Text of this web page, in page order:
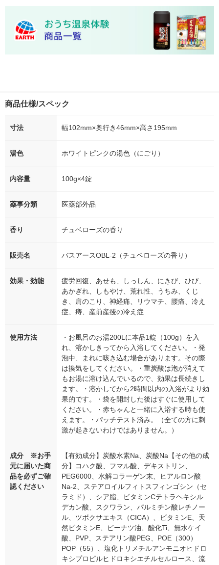
商品仕様/スペック
寸法 幅102mm×奥行き46mm×高さ195mm
湯色 ホワイトピンクの湯色（にごり）
内容量 100g×4錠
薬事分類 医薬部外品
香り チュベローズの香り
販売名 バスアースOBL-2（チュベローズの香り）
効果・効能
疲労回復、あせも、しっしん、にきび、ひび、
あかぎれ、しもやけ、荒れ性、うちみ、くじ
き、肩のこり、神経痛、リウマチ、腰痛、冷え
症、痔、産前産後の冷え症
使用方法
・お風呂のお湯200Lに本品1錠（100g）を入
れ、溶かしきってから入浴してください。・発
泡中、まれに咳き込む場合があります。その際
は換気をしてください。・重炭酸は泡が消えて
もお湯に溶け込んでいるので、効果は長続きし
ます。・溶かしてから2時間以内の入浴がより効
果的です。・袋を開封した後はすぐに使用して
ください。・赤ちゃんと一緒に入浴する時も使
えます。・パッチテスト済み。（全ての方に刺
激が起きないわけではありません。）
成分 ※お手
元に届いた商
品を必ずご確
認ください
【有効成分】炭酸水素Na、炭酸Na【その他の成
分】コハク酸、フマル酸、デキストリン、
PEG6000、水解コラーゲン末、ヒアルロン酸
Na-2、ステアロイルフィトスフィンゴシン（セ
ラミド）、シア脂、ビタミンCテトラヘキシル
デカン酸、スクワラン、パルミチン酸レチノー
ル、ツボクサエキス（CICA）、ビタミンE、天
然ビタミンE、ピーナツ油、酸化Ti、無水ケイ
酸、PVP、ステアリン酸PEG、POE（300）
POP（55）、塩化トリメチルアンモニオヒドロ
キシプロピルヒドロキシエチルセルロース、流